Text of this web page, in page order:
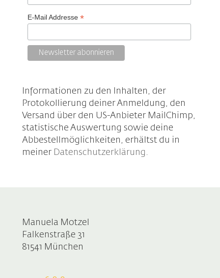
E-Mail Addresse *
Informationen zu den Inhalten, der
Protokollierung deiner Anmeldung, den
Versand über den US-Anbieter MailChimp,
statistische Auswertung sowie deine
Abbestellmöglichkeiten, erhältst du in
meiner Datenschutzerklärung .
Manuela Motzel
Falkenstraße 31
81541 München